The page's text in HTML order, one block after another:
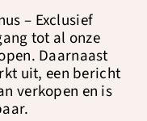
– Exclusief
tot al onze
Daarnaast
uit, een bericht
verkopen en is